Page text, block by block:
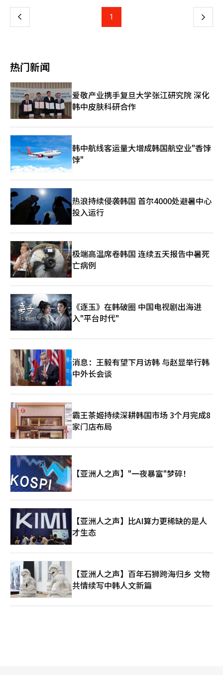
的“VL Le West”保证金在12亿至23亿韩元之间，也备受关注。
首尔市计划到2035年供应1.2万套“首尔型老年住宅”，通过提供
年住宅有望成为建筑和住房市场的新需求支柱，而不仅仅是福利设
究院的李智雅副研究员在报告中指出，老年住宅政策需要从单纯的
供应扩展转向结构转型，重新定义为独立的住房类型，并建立新供
应和现有住房的老龄化改造并行的双重供应体系。此外，还需通过
容积率和金融支持等激励措施确保项目的可行性。今年2月，《退
休者村庄创建及运营特别法》通过国会，为老年住宅市场的发展提
供了制度基础。未来市场将细分为面向健康60至70岁人群的“活
跃老年型”、加强护理功能的“护理型”和医疗结合的“医疗住
宅”等。※ 本报道经人工智能（AI）系统翻译与编辑。
与食品健康企业海米利合作，开发用于“义王医疗住宅”的AI基础
老年生活解决方案。该项目是医疗与居住结合的综合设施，计划参
居住开发，规模为地下6层至地上14层。项目与资产管理公司合
作，并通过持有开发公司股份参与其中。 公司还与盆唐首尔大学
医院签署协议，将健康平台与居住服务结合。协议重点在于结合AI
基础健康管理系统和医疗服务，提供可在居住环境中使用的服务结
构。未来还计划引入基于入住者数据的定制健康管理服务。 HDC
现代产业开发在首尔芦原区“首尔元”综合开发项目中包含了针对
老年人的健康住宅。该设施计划规模约为768户，结合了餐饮、家
政、金融、医疗等多种服务。公司选择直接参与运营，并与外部机
构合作构建服务体系。 浦项建设在首尔龙山区汉南洞提供高端老
年住宅“所要汉南 by 帕纳斯”。该项目规模为地下5层至地上7
层，总面积约16000平方米，共111户。平均保证金约为50亿韩
元，是超高价型居住设施，结合了酒店式服务和专业健康服务。
建筑公司进入老年住宅市场的背景是老龄化带来的需求变化。根据
进入超高龄社会。预计到2036年将达到30%。随着老年人1至2人
家庭增加，对独立居住和护理服务的需求也在增加。 老年住宅结
合了租赁和运营收益结构。对建筑公司而言，这是一种在施工后仍
能确保一定收益的商业模式。随着老年人对城市居住和医疗可及性
的偏好，结合医院的综合居住设施受到关注，居住、健康管理和生
活支持功能结合的形式增多，相关业务类型也在多样化。 一位建
筑行业人士表示：“老龄化快速推进，因医疗设施使用而希望居住
在城市等，居住需求本身正在改变。建筑公司将老年住宅视为运营
型资产进行接触。”
上 1 下
热门新闻
爱敬产业携手复旦大学张江研究院 深化
韩中皮肤科研合作
韩中航线客运量大增成韩国航空业"香饽
饽"
热浪持续侵袭韩国 首尔4000处避暑中心
投入运行
极端高温席卷韩国 连续五天报告中暑死
亡病例
《逐玉》在韩破圈 中国电视剧出海进
入"平台时代"
消息：王毅有望下月访韩 与赵显举行韩
中外长会谈
霸王茶姬持续深耕韩国市场 3个月完成8
家门店布局
【亚洲人之声】"一夜暴富"梦碎！
【亚洲人之声】比AI算力更稀缺的是人
才生态
【亚洲人之声】百年石狮跨海归乡 文物
共情续写中韩人文新篇